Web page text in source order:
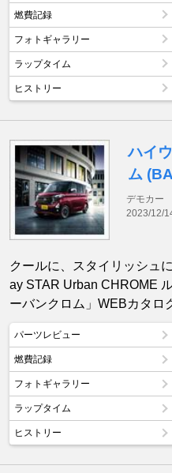
燃費記録
フォトギャラリー
ラップタイム
ヒストリー
ハイ
ム
デモカー
2023/12/
クールに、スタイリッシュ
ay STAR Urban CHROME
ーバンクロム」WEBカタロ
パーツレビュー
燃費記録
フォトギャラリー
ラップタイム
ヒストリー